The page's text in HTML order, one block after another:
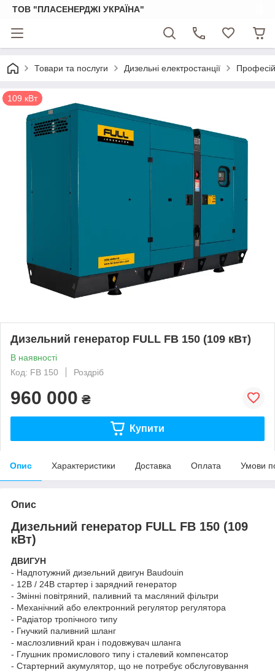
ТОВ "ПЛАСЕНЕРДЖІ УКРАЇНА"
Товари та послуги Дизельні електростанції
109 кВт
Дизельний генератор FULL FB 150 (109 кВт)
В наявності
Код: FB 150
Роздріб
960 000 ₴
Купити
Опис Характеристики Доставка Оплата Умови
Опис
Дизельний генератор FULL FB 150 (109
кВт)
ДВИГУН
- Надпотужний дизельний двигун Baudouin
- 12В / 24В стартер і зарядний генератор
- Змінні повітряний, паливний та масляний фільтри
- Механічний або електронний регулятор регулятора
- Радіатор тропічного типу
- Гнучкий паливний шланг
- маслозливний кран і подовжувач шланга
- Глушник промислового типу і сталевий компенсатор
- Стартерний акумулятор, що не потребує обслуговування